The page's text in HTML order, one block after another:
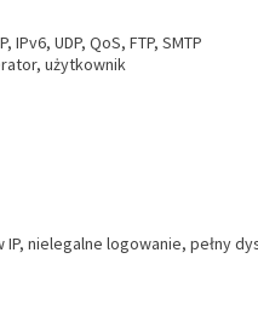
IPv6, UDP, QoS, FTP, SMTP
użytkownik
nielegalne logowanie, pełny